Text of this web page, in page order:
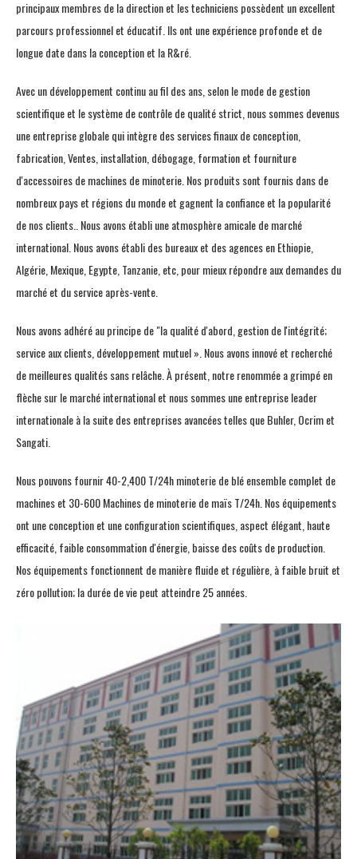
principaux membres de la direction et les techniciens possèdent un excellent
parcours professionnel et éducatif. Ils ont une expérience profonde et de
longue date dans la conception et la R&ré.
Avec un développement continu au fil des ans, selon le mode de gestion
scientifique et le système de contrôle de qualité strict, nous sommes devenus
une entreprise globale qui intègre des services finaux de conception,
fabrication, Ventes, installation, débogage, formation et fourniture
d'accessoires de machines de minoterie. Nos produits sont fournis dans de
nombreux pays et régions du monde et gagnent la confiance et la popularité
de nos clients.. Nous avons établi une atmosphère amicale de marché
international. Nous avons établi des bureaux et des agences en Ethiopie,
Algérie, Mexique, Egypte, Tanzanie, etc, pour mieux répondre aux demandes du
marché et du service après-vente.
Nous avons adhéré au principe de "la qualité d'abord, gestion de l'intégrité;
service aux clients, développement mutuel ». Nous avons innové et recherché
de meilleures qualités sans relâche. À présent, notre renommée a grimpé en
flèche sur le marché international et nous sommes une entreprise leader
internationale à la suite des entreprises avancées telles que Buhler, Ocrim et
Sangati.
Nous pouvons fournir 40-2,400 T/24h minoterie de blé ensemble complet de
machines et 30-600 Machines de minoterie de maïs T/24h. Nos équipements
ont une conception et une configuration scientifiques, aspect élégant, haute
efficacité, faible consommation d'énergie, baisse des coûts de production.
Nos équipements fonctionnent de manière fluide et régulière, à faible bruit et
zéro pollution; la durée de vie peut atteindre 25 années.